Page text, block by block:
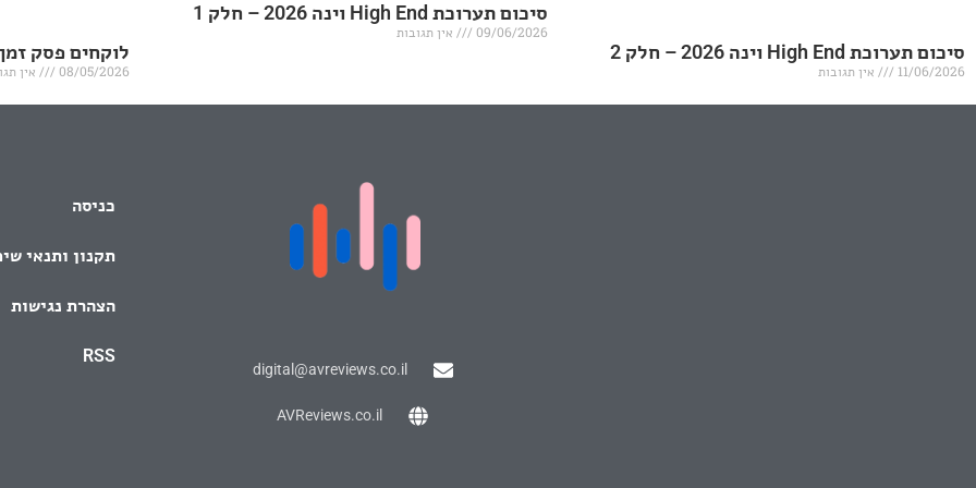
סיכום תערוכת High End וינה 2026 – חלק 2
11/06/2026 אין תגובות
סיכום תערוכת High End וינה 2026 – חלק 1
09/06/2026 אין תגובות
לוקחים פסק זמן
08/05/2026 אין
digital@avreviews.co.il
AVReviews.co.il
כניסה
תקנון ותנאי
הצהרת נגישות
RSS